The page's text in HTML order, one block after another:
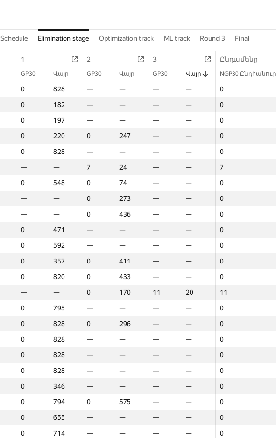
Schedule Elimination stage Optimization track ML track Round 3 Final
1 2 3 Ընդամենը
GP30 Վայր GP30 Վայր GP30 Վայր NGP30 Ընդհանուր
0 828 — — — — 0
0 182 — — — — 0
0 197 — — — — 0
0 220 0 247 — — 0
0 828 — — — — 0
— — 7 24 — — 7
0 548 0 74 — — 0
— — 0 273 — — 0
— — 0 436 — — 0
0 471 — — — — 0
0 592 — — — — 0
0 357 0 411 — — 0
0 820 0 433 — — 0
— — 0 170 11 20 11
0 795 — — — — 0
0 828 0 296 — — 0
0 828 — — — — 0
0 828 — — — — 0
0 828 — — — — 0
0 346 — — — — 0
0 794 0 575 — — 0
0 655 — — — — 0
0 714 — — — — 0
1 Ընդամենը
GP30 Վայր NGP30 Ընդհանուր